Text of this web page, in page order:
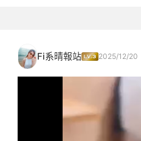
Fi系晴報站 2025/12/20